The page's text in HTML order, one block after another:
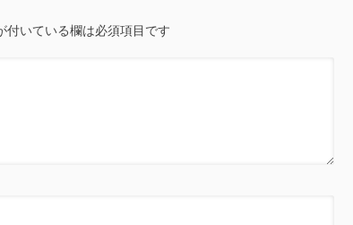
付いている欄は必須項目です